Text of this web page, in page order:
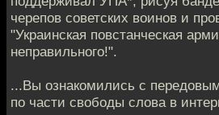
черепов советских воинов и
"Украинская повстанческая
неправильного!".
...Вы ознакомились с
по части свободы слова в